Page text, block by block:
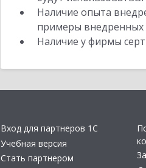
Наличие опыта
примеры
Наличие у фирмы
Вход для партнеров 1С
Учебная версия
Стать партнером